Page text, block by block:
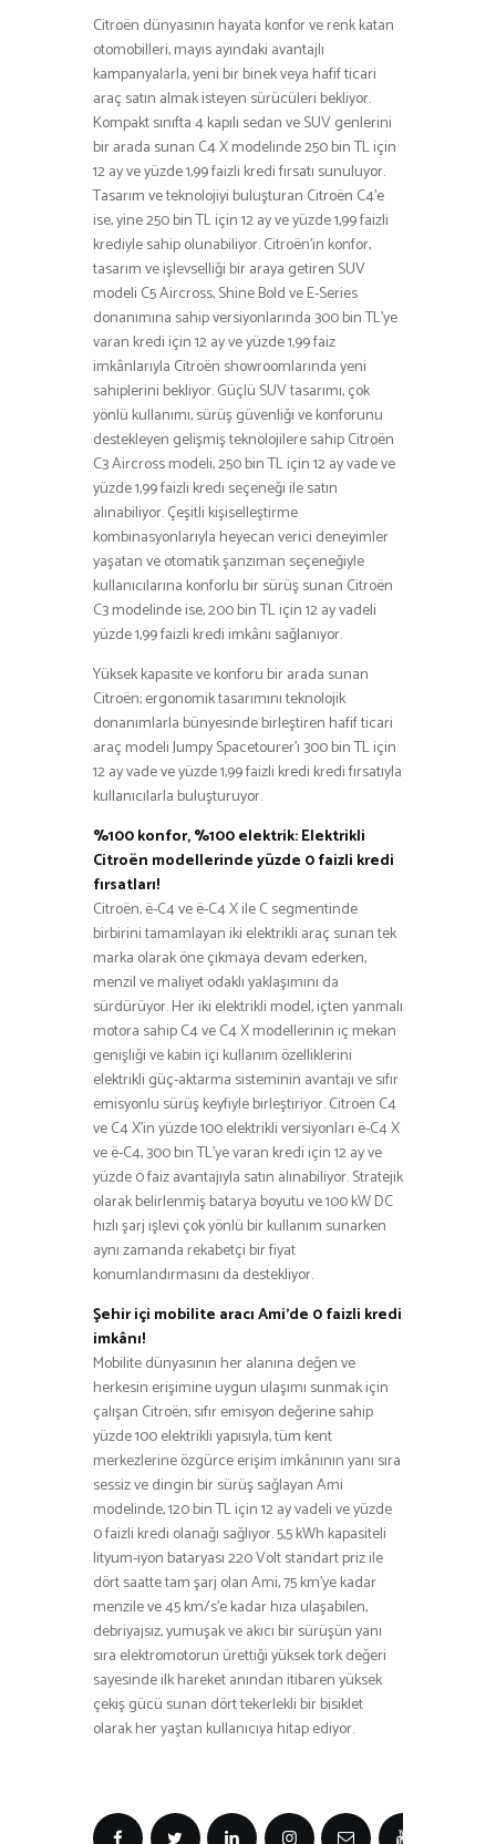
Citroën dünyasının hayata konfor ve renk katan
otomobilleri, mayıs ayındaki avantajlı
kampanyalarla, yeni bir binek veya hafif ticari
araç satın almak isteyen sürücüleri bekliyor.
Kompakt sınıfta 4 kapılı sedan ve SUV genlerini
bir arada sunan C4 X modelinde 250 bin TL için
12 ay ve yüzde 1,99 faizli kredi fırsatı sunuluyor.
Tasarım ve teknolojiyi buluşturan Citroën C4’e
ise, yine 250 bin TL için 12 ay ve yüzde 1,99 faizli
krediyle sahip olunabiliyor. Citroën’in konfor,
tasarım ve işlevselliği bir araya getiren SUV
modeli C5 Aircross, Shine Bold ve E-Series
donanımına sahip versiyonlarında 300 bin TL’ye
varan kredi için 12 ay ve yüzde 1,99 faiz
imkânlarıyla Citroën showroomlarında yeni
sahiplerini bekliyor. Güçlü SUV tasarımı, çok
yönlü kullanımı, sürüş güvenliği ve konforunu
destekleyen gelişmiş teknolojilere sahip Citroën
C3 Aircross modeli, 250 bin TL için 12 ay vade ve
yüzde 1,99 faizli kredi seçeneği ile satın
alınabiliyor. Çeşitli kişiselleştirme
kombinasyonlarıyla heyecan verici deneyimler
yaşatan ve otomatik şanzıman seçeneğiyle
kullanıcılarına konforlu bir sürüş sunan Citroën
C3 modelinde ise, 200 bin TL için 12 ay vadeli
yüzde 1,99 faizli kredi imkânı sağlanıyor.
Yüksek kapasite ve konforu bir arada sunan
Citroën; ergonomik tasarımını teknolojik
donanımlarla bünyesinde birleştiren hafif ticari
araç modeli Jumpy Spacetourer’ı 300 bin TL için
12 ay vade ve yüzde 1,99 faizli kredi kredi fırsatıyla
kullanıcılarla buluşturuyor.
%100 konfor, %100 elektrik: Elektrikli
Citroën modellerinde yüzde 0 faizli kredi
fırsatları!
Citroën, ë-C4 ve ë-C4 X ile C segmentinde
birbirini tamamlayan iki elektrikli araç sunan tek
marka olarak öne çıkmaya devam ederken,
menzil ve maliyet odaklı yaklaşımını da
sürdürüyor. Her iki elektrikli model, içten yanmalı
motora sahip C4 ve C4 X modellerinin iç mekan
genişliği ve kabin içi kullanım özelliklerini
elektrikli güç-aktarma sisteminin avantajı ve sıfır
emisyonlu sürüş keyfiyle birleştiriyor. Citroën C4
ve C4 X’in yüzde 100 elektrikli versiyonları ë-C4 X
ve ë-C4, 300 bin TL’ye varan kredi için 12 ay ve
yüzde 0 faiz avantajıyla satın alınabiliyor. Stratejik
olarak belirlenmiş batarya boyutu ve 100 kW DC
hızlı şarj işlevi çok yönlü bir kullanım sunarken
aynı zamanda rekabetçi bir fiyat
konumlandırmasını da destekliyor.
Şehir içi mobilite aracı Ami’de 0 faizli kredi
imkânı!
Mobilite dünyasının her alanına değen ve
herkesin erişimine uygun ulaşımı sunmak için
çalışan Citroën, sıfır emisyon değerine sahip
yüzde 100 elektrikli yapısıyla, tüm kent
merkezlerine özgürce erişim imkânının yanı sıra
sessiz ve dingin bir sürüş sağlayan Ami
modelinde, 120 bin TL için 12 ay vadeli ve yüzde
0 faizli kredi olanağı sağlıyor. 5,5 kWh kapasiteli
lityum-iyon bataryası 220 Volt standart priz ile
dört saatte tam şarj olan Ami, 75 km’ye kadar
menzile ve 45 km/s’e kadar hıza ulaşabilen,
debriyajsız, yumuşak ve akıcı bir sürüşün yanı
sıra elektromotorun ürettiği yüksek tork değeri
sayesinde ilk hareket anından itibaren yüksek
çekiş gücü sunan dört tekerlekli bir bisiklet
olarak her yaştan kullanıcıya hitap ediyor.